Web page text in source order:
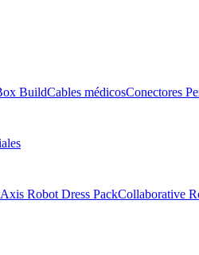
BuildCables médicosConectores
Robot Dress PackCollaborative